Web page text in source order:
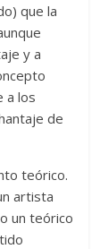
que la
y a
a los
de
teórico.
artista
un teórico